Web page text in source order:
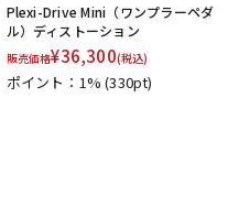
Plexi-Drive Mini（ワンプラーペダ
ル）ディストーション
販売価格¥36,300(税込)
ポイント：1%(330pt)